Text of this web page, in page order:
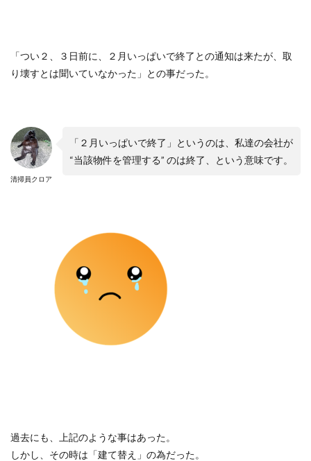
「つい２、３日前に、２月いっぱいで終了との通知は来たが、取
り壊すとは聞いていなかった」との事だった。
清掃員クロア
「２月いっぱいで終了」というのは、私達の会社が
“当該物件を管理する” のは終了、という意味です。
過去にも、上記のような事はあった。
しかし、その時は「建て替え」の為だった。